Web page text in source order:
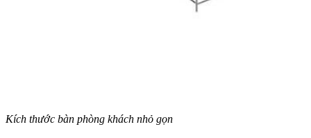
Kích thước bàn phòng khách nhỏ gọn